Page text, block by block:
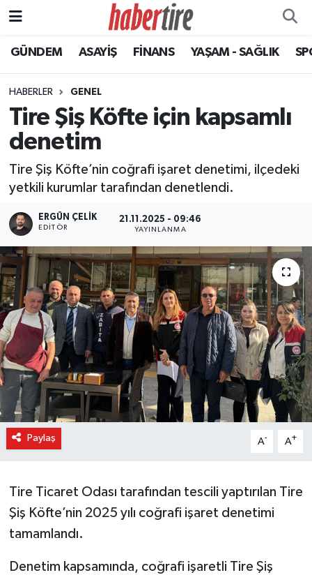
GÜNDEM ASAYİŞ FİNANS YAŞAM - SAĞLIK
HABERLER GENEL
Tire Şiş Köfte için kapsamlı
denetim
Tire Şiş Köfte’nin coğrafi işaret denetimi, ilçedeki
yetkili kurumlar tarafından denetlendi.
ERGÜN ÇELIK
EDITÖR
21.11.2025 - 09:46
YAYINLANMA
Paylaş A- A+
Tire Ticaret Odası tarafından tescili yaptırılan Tire
Şiş Köfte’nin 2025 yılı coğrafi işaret denetimi
tamamlandı.
Denetim kapsamında, coğrafi işaretli Tire Şiş
Tire Nöbetçi Eczaneler
Tire Hava Durumu
Tire Trafik Yoğunluk Haritası
Tüm Manşetler
Son Dakika Haberleri
Haber Arşivi